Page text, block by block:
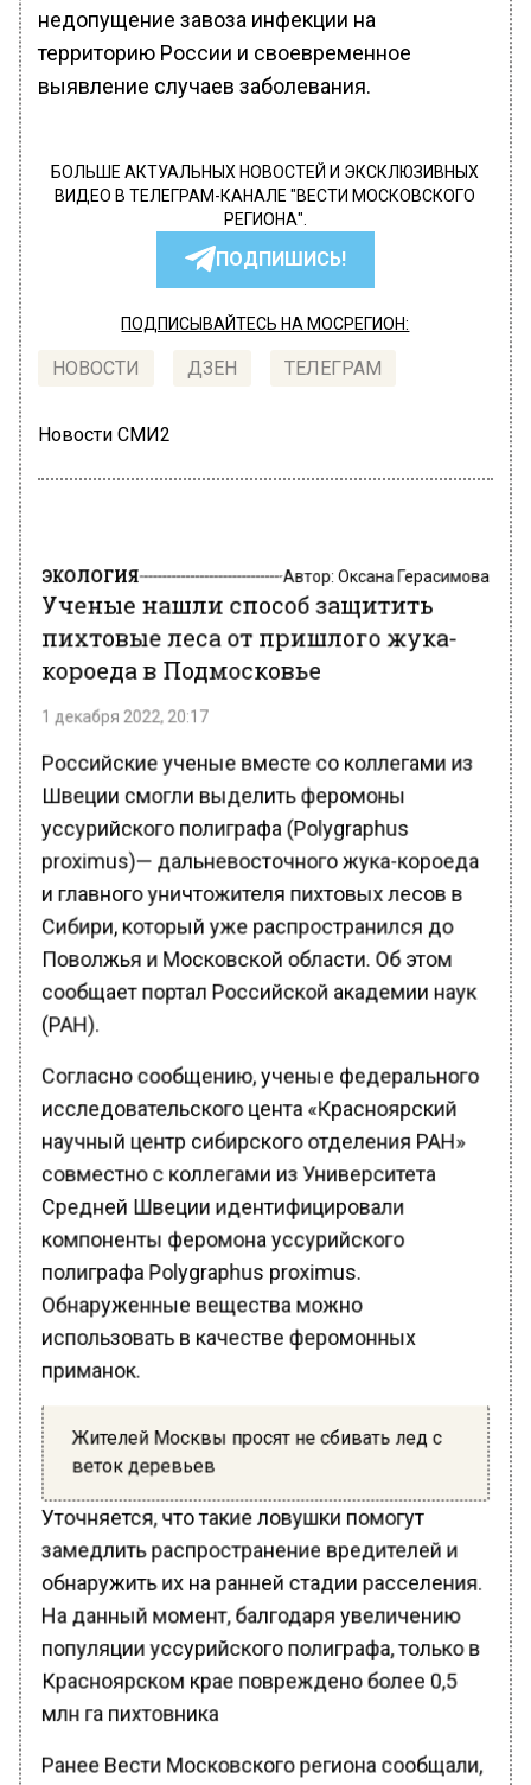
недопущение завоза инфекции на
территорию России и своевременное
выявление случаев заболевания.
БОЛЬШЕ АКТУАЛЬНЫХ НОВОСТЕЙ И ЭКСКЛЮЗИВНЫХ
ВИДЕО В ТЕЛЕГРАМ-КАНАЛЕ "ВЕСТИ МОСКОВСКОГО
РЕГИОНА".
ПОДПИШИСЬ!
ПОДПИСЫВАЙТЕСЬ НА МОСРЕГИОН:
НОВОСТИ ДЗЕН ТЕЛЕГРАМ
Новости СМИ2
Ученые нашли способ защитить
пихтовые леса от пришлого жука-
короеда в Подмосковье
Швеции смогли выделить феромоны
уссурийского полиграфа (Polygraphus
proximus)— дальневосточного жука-короеда
и главного уничтожителя пихтовых лесов в
Сибири, который уже распространился до
Поволжья и Московской области. Об этом
сообщает портал Российской академии наук
(РАН).
Согласно сообщению, ученые федерального
исследовательского цента «Красноярский
научный центр сибирского отделения РАН»
совместно с коллегами из Университета
Средней Швеции идентифицировали
компоненты феромона уссурийского
полиграфа Polygraphus proximus.
Обнаруженные вещества можно
использовать в качестве феромонных
приманок.
Жителей Москвы просят не сбивать лед с
веток деревьев
Уточняется, что такие ловушки помогут
замедлить распространение вредителей и
обнаружить их на ранней стадии расселения.
На данный момент, балгодаря увеличению
популяции уссурийского полиграфа, только в
Красноярском крае повреждено более 0,5
млн га пихтовника
Ранее Вести Московского региона сообщали,